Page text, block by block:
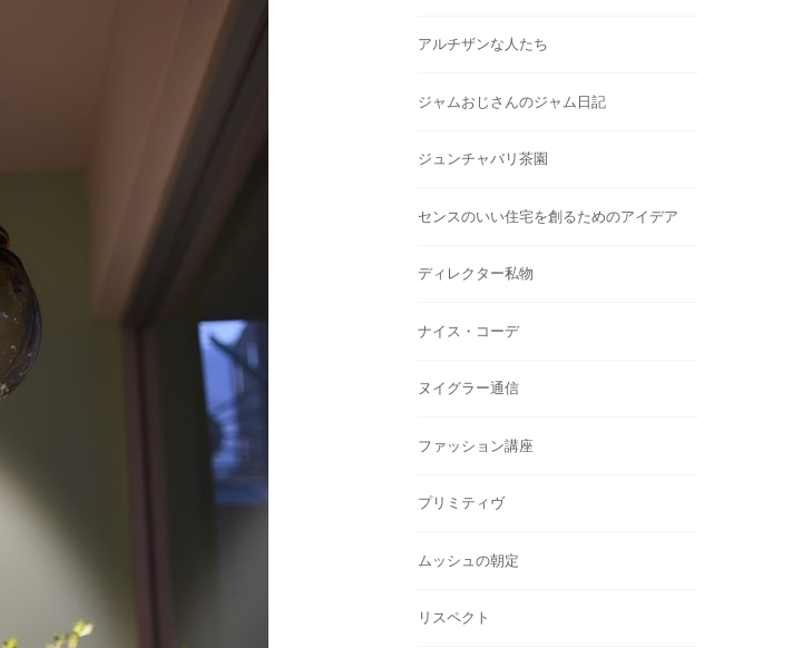
アルチザンな人たち
ジャムおじさんのジャム日記
ジュンチャバリ茶園
センスのいい住宅を創るためのアイデア
ディレクター私物
ナイス・コーデ
ヌイグラー通信
ファッション講座
プリミティヴ
ムッシュの朝定
リスペクト